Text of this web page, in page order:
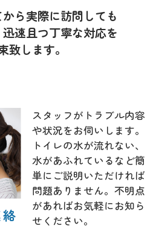
ら実際に訪問しても
速且つ丁寧な対応を
致します。
スタッフがトラブル内容
や状況をお伺いします。
トイレの水が流れない、
水があふれているなど簡
単にご説明いただければ
問題ありません。不明点
があればお気軽にお知ら
せください。